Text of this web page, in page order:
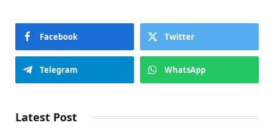
Facebook Twitter
Telegram WhatsApp
Latest Post